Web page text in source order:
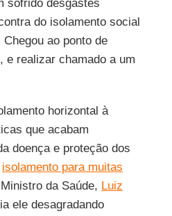
sofrido desgastes
do isolamento social
Chegou ao ponto de
e realizar chamado a um
horizontal à
que acabam
doença e proteção dos
isolamento para muitas
da Saúde, Luiz
ele desagradando